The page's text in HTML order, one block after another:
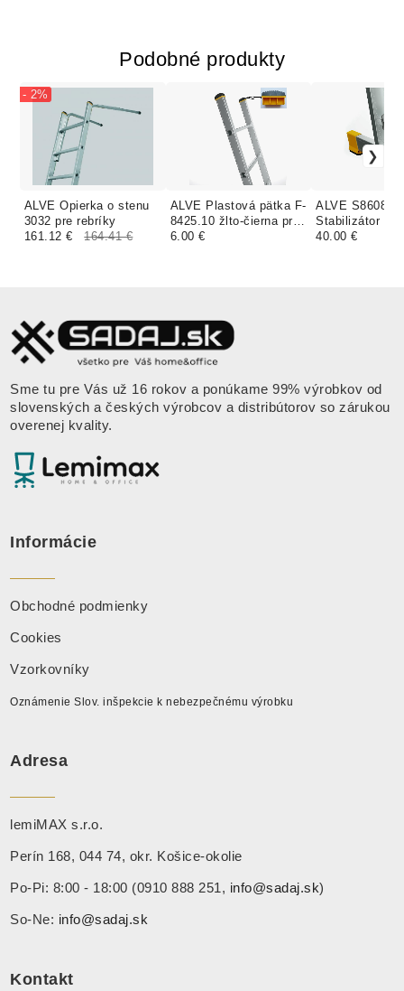
Podobné produkty
ALVE Opierka o stenu
3032 pre rebríky
- 2%
161.12 € 164.41 €
ALVE Plastová pätka F-
8425.10 žlto-čierna pre
rebrík
6.00 €
ALVE S8608
Stabilizátor na
40.00 €
Sme tu pre Vás už 16 rokov a ponúkame 99% výrobkov od
slovenských a českých výrobcov a distribútorov so zárukou
overenej kvality.
Informácie
Obchodné podmienky
Cookies
Vzorkovníky
Oznámenie Slov. inšpekcie k nebezpečnému výrobku
Adresa
lemiMAX s.r.o.
Perín 168, 044 74, okr. Košice-okolie
Po-Pi: 8:00 - 18:00 (0910 888 251, info@sadaj.sk)
So-Ne: info@sadaj.sk
Kontakt